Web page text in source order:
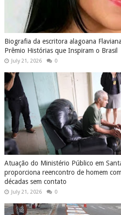
Biografia da escritora alagoana
Prêmio Histórias que Inspiram o Brasil
July 21, 2026 0
Atuação do Ministério Público em
proporciona reencontro de homem
décadas sem contato
July 21, 2026 0